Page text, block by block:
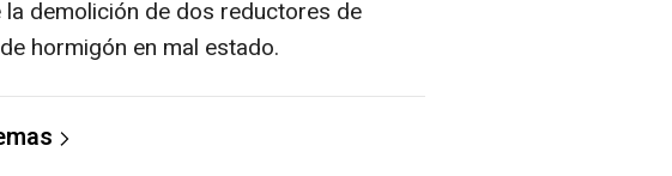
demolición de dos reductores de
hormigón en mal estado.